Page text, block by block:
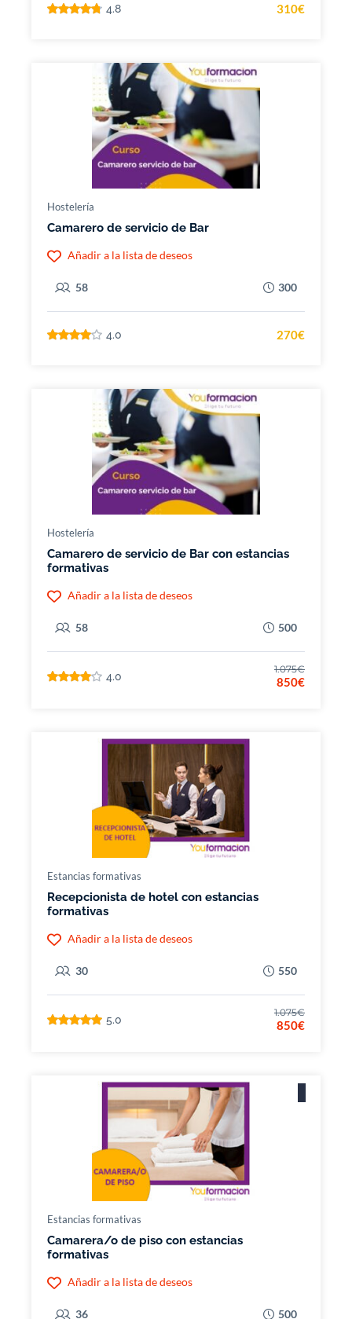
4.8 310€
Hostelería
Camarero de servicio de Bar
Añadir a la lista de deseos
58 300
4.0 270€
Hostelería
Camarero de servicio de Bar con estancias
formativas
Añadir a la lista de deseos
58 500
4.0
1.075€
850€
Estancias formativas
Recepcionista de hotel con estancias
formativas
Añadir a la lista de deseos
30 550
5.0
1.075€
850€
Estancias formativas
Camarera/o de piso con estancias
formativas
Añadir a la lista de deseos
36 500